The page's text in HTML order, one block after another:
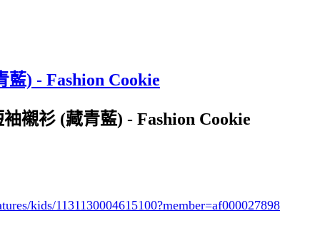
) - Fashion Cookie
襯衫 (藏青藍) - Fashion Cookie
kids/1131130004615100?member=af000027898